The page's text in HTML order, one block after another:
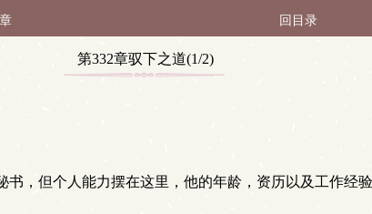
回目录
第332章驭下之道(1/2)
，但个人能力摆在这里，他的年龄，资历以及工作经